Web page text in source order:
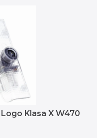
Klasa X W470